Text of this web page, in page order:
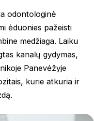
odontologinė
ėduonies pažeisti
medžiaga. Laiku
kanalų gydymas,
Panevėžyje
kurie atkuria ir